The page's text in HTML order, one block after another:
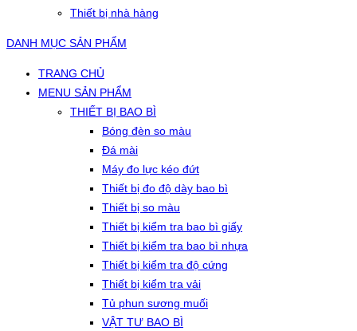
Thiết bị nhà hàng
DANH MỤC SẢN PHẨM
TRANG CHỦ
MENU SẢN PHẨM
THIẾT BỊ BAO BÌ
Bóng đèn so màu
Đá mài
Máy đo lực kéo đứt
Thiết bị đo độ dày bao bì
Thiết bị so màu
Thiết bị kiểm tra bao bì giấy
Thiết bị kiểm tra bao bì nhựa
Thiết bị kiểm tra độ cứng
Thiết bị kiểm tra vải
Tủ phun sương muối
VẬT TƯ BAO BÌ